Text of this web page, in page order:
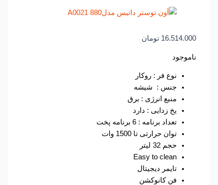
16.514.000 تومان
ناموجود
نوع فر : روکار
جنس : شیشه
منبع انرژی : برق
یخ زدایی : دارد
تعداد برنامه : 6 برنامه پخت
توان حرارتی تا 1500 وات
حجم 32 لیتر
Easy to clean
تایمر دیجیتال
فن کانوکشن